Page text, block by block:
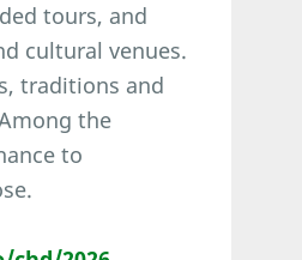
tours, and
cultural venues.
traditions and
the
to